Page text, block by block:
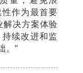
作为最首要
解决方案体验
续改进和监
。”